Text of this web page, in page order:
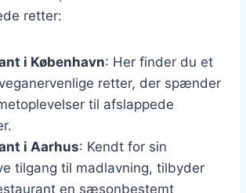
retter:
i København: Her finder du et
retter, der spænder
til afslappede
i Aarhus: Kendt for sin
tilgang til madlavning, tilbyder
en sæsonbestemt